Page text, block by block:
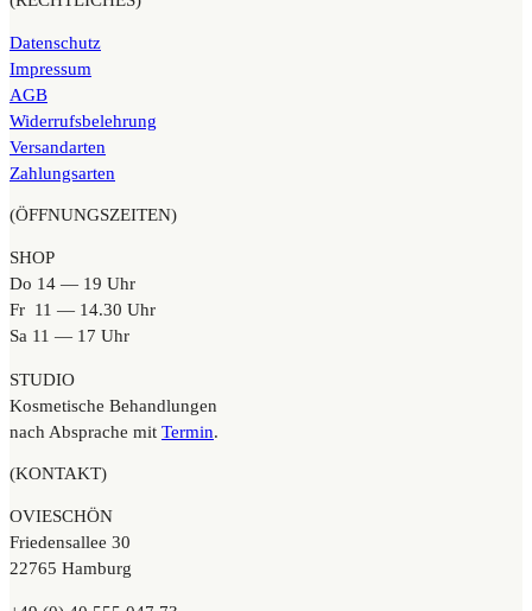
Datenschutz
Impressum
AGB
Widerrufsbelehrung
Versandarten
Zahlungsarten
(ÖFFNUNGSZEITEN)
SHOP
Do 14 — 19 Uhr
Fr 11 — 14.30 Uhr
Sa 11 — 17 Uhr
STUDIO
Kosmetische Behandlungen
nach Absprache mit Termin.
(KONTAKT)
OVIESCHÖN
Friedensallee 30
22765 Hamburg